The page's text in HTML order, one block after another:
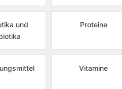
und
Proteine
Vitamine